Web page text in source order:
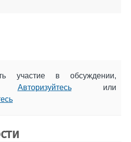
участие в обсуждении,
Авторизуйтесьили